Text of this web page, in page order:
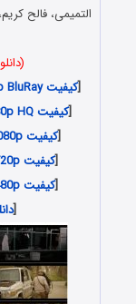
التمیمی، فالح
[کیفیت 1080p BluRay با حجم 1.9 گیگابایت – 20.000 تومان
[کیفیت 1080p HQ با حجم 1.0 گیگابایت – 18.000 تومان
[کیفیت 1080p با حجم 687 مگابایت – 15.000 تومان
[کیفیت 720p با حجم 323 مگابایت – 13.000 تومان
[کیفیت 480p با حجم 199 مگابایت – 12.000 تومان
[